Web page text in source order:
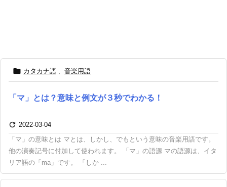
 カタカナ語 , 音楽用語
「マ」とは？意味と例文が３秒でわかる！
 2022-03-04
「マ」の意味とは マとは、しかし、でもという意味の音楽用語です。
他の演奏記号に付加して使われます。 「マ」の語源 マの語源は、イタ
リア語の「ma」です。 「しか ...